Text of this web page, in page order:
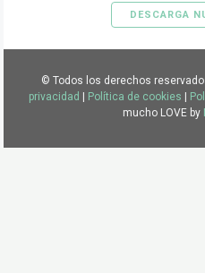
DESCARGA
© Todos los derechos
privacidad
Política de cookies
mucho LOVE by